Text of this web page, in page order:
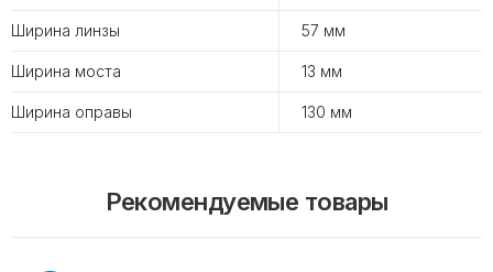
Ширина линзы 57 мм
Ширина моста 13 мм
Ширина оправы 130 мм
Рекомендуемые товары